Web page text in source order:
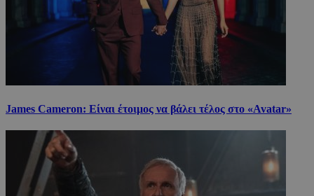
James Cameron: Είναι έτοιμος να βάλει τέλος στο «Avatar»